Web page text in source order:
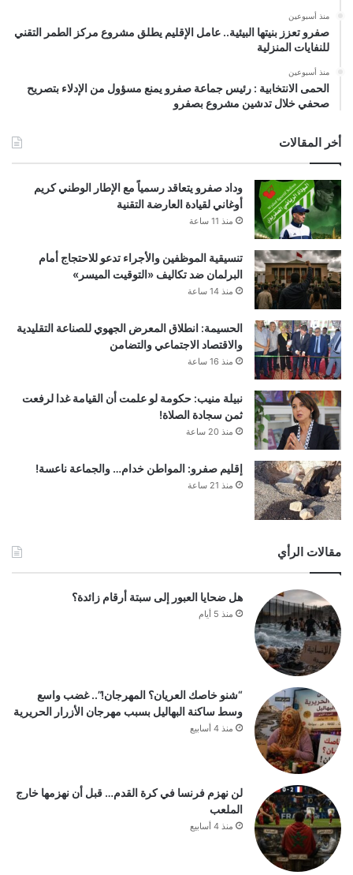
منذ أسبوعين
صفرو تعزز بنيتها البيئية.. عامل الإقليم يطلق مشروع مركز الطمر التقني
للنفايات المنزلية
منذ أسبوعين
الحمى الانتخابية : رئيس جماعة صفرو يمنع مسؤول من الإدلاء بتصريح
صحفي خلال تدشين مشروع بصفرو
أخر المقالات
وداد صفرو يتعاقد رسمياً مع الإطار الوطني كريم
أوغاني لقيادة العارضة التقنية
منذ 11 ساعة
تنسيقية الموظفين والأجراء تدعو للاحتجاج أمام
البرلمان ضد تكاليف «التوقيت الميسر»
منذ 14 ساعة
الحسيمة: انطلاق المعرض الجهوي للصناعة التقليدية
والاقتصاد الاجتماعي والتضامن
منذ 16 ساعة
نبيلة منيب: حكومة لو علمت أن القيامة غدا لرفعت
ثمن سجادة الصلاة!
منذ 20 ساعة
إقليم صفرو: المواطن خدام… والجماعة ناعسة!
منذ 21 ساعة
مقالات الرأي
هل ضحايا العبور إلى سبتة أرقام زائدة؟
منذ 5 أيام
“شنو خاصك العريان؟ المهرجان!”.. غضب واسع
وسط ساكنة البهاليل بسبب مهرجان الأزرار الحريرية
منذ 4 أسابيع
لن نهزم فرنسا في كرة القدم… قبل أن نهزمها خارج
الملعب
منذ 4 أسابيع